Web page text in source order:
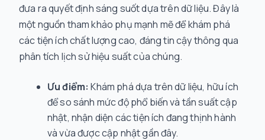
đưa ra quyết định sáng suốt dựa trên dữ liệu. Đây là
một nguồn tham khảo phụ mạnh mẽ để khám phá
các tiện ích chất lượng cao, đáng tin cậy thông qua
phân tích lịch sử hiệu suất của chúng.
Ưu điểm: Khám phá dựa trên dữ liệu, hữu ích
để so sánh mức độ phổ biến và tần suất cập
nhật, nhận diện các tiện ích đang thịnh hành
và vừa được cập nhật gần đây.